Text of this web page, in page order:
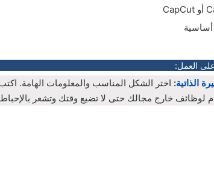
أساسية
العمل:
الذاتية: اختر الشكل المناسب والمعلومات الهامة.
لوظائف خارج مجالك حتى لا تضيع وقتك وتشعر